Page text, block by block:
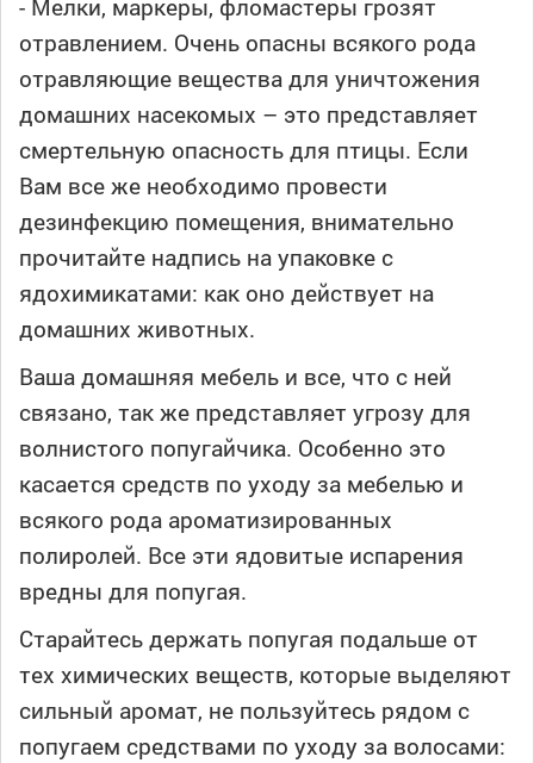
- Мелки, маркеры, фломастеры грозят
отравлением. Очень опасны всякого рода
отравляющие вещества для уничтожения
домашних насекомых – это представляет
смертельную опасность для птицы. Если
Вам все же необходимо провести
дезинфекцию помещения, внимательно
прочитайте надпись на упаковке с
ядохимикатами: как оно действует на
домашних животных.
Ваша домашняя мебель и все, что с ней
связано, так же представляет угрозу для
волнистого попугайчика. Особенно это
касается средств по уходу за мебелью и
всякого рода ароматизированных
полиролей. Все эти ядовитые испарения
вредны для попугая.
Старайтесь держать попугая подальше от
тех химических веществ, которые выделяют
сильный аромат, не пользуйтесь рядом с
попугаем средствами по уходу за волосами: